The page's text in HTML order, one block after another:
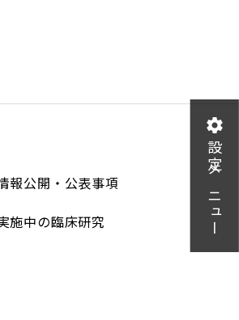
報公開・公表事項
施中の臨床研究
設定メニュー